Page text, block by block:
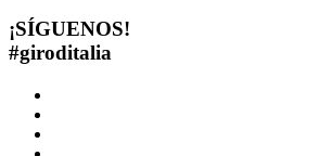
¡SÍGUENOS!
#giroditalia